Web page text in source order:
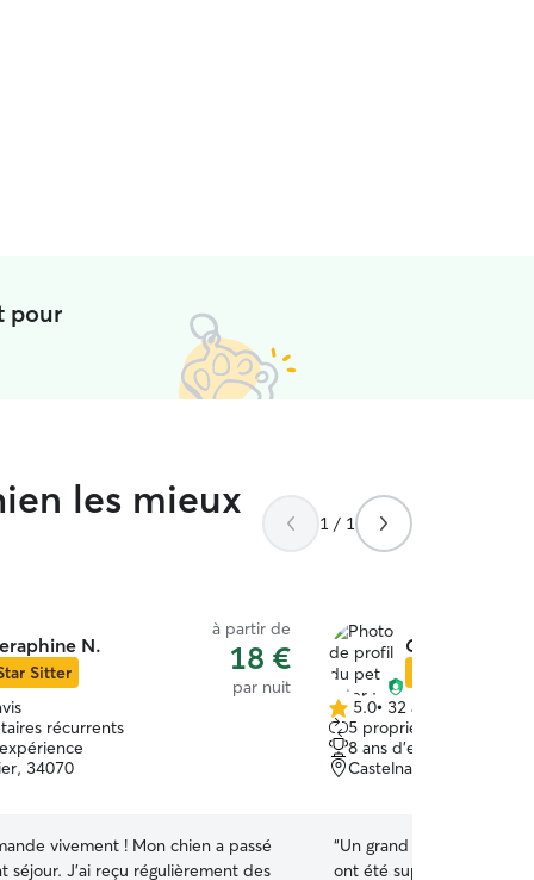
pour
les mieux
1 / 1
N.
Sitter
à partir de
18 €
par nuit
récurrents
34070
vivement ! Mon chien a passé
séjour. J’ai reçu régulièrement des
Claire C.
5.0 étoile(s)
sur
5
5.0• 32 avis
5 propriétaires
8 ans d'expérience
Castelnau le Lez, 34170
“Un grand merci à Claire
ont été super avec notre Achilles!